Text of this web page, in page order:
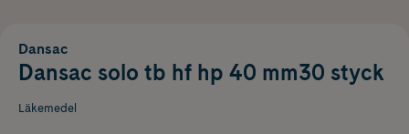
Dansac
Dansac solo tb hf hp 40 mm30 styck
Läkemedel